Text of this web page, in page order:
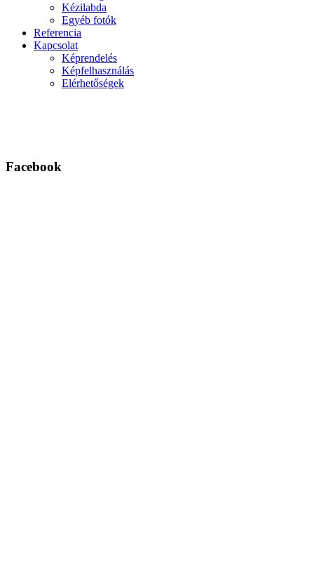
Kézilabda
Egyéb fotók
Referencia
Kapcsolat
Képrendelés
Képfelhasználás
Elérhetőségek
Facebook